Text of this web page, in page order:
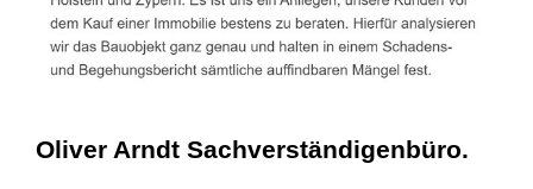
Oliver Arndt Sachverständigenbüro.